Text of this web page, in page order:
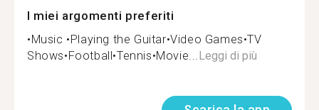
I miei argomenti preferiti
•Music •Playing the Guitar•Video Games•TV
Shows•Football•Tennis•Movie...Leggi di più